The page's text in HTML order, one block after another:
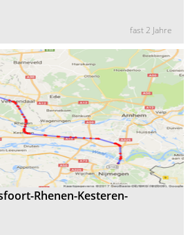
fast 2 Jahre
Rhenen-Kesteren-